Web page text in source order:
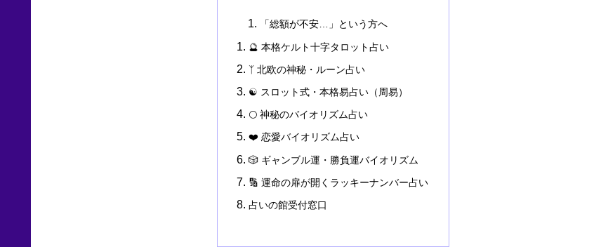
「総額が不安…」という方へ
🔮 本格ケルト十字タロット占い
ᛉ 北欧の神秘・ルーン占い
☯ スロット式・本格易占い（周易）
🌕 神秘のバイオリズム占い
❤️ 恋愛バイオリズム占い
🎲 ギャンブル運・勝負運バイオリズム
🔢 運命の扉が開くラッキーナンバー占い
占いの館受付窓口